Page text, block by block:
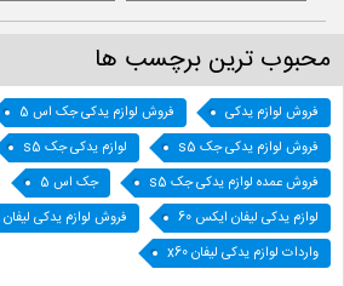
محبوب ترین برچسب ها
فروش لوازم یدکی
فروش لوازم یدکی جک اس 5
فروش لوازم یدکی جک s5
لوازم یدکی جک s5
فروش عمده لوازم یدکی جک s5
جک اس 5
لوازم یدکی لیفان ایکس 60
فروش لوازم یدکی لیفان 620
واردات لوازم یدکی لیفان x60